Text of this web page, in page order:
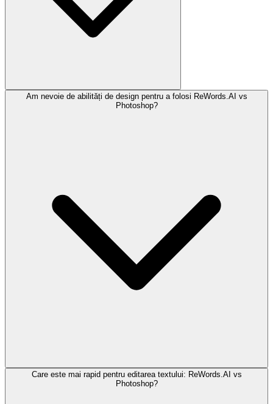
Am nevoie de abilități de design pentru a folosi ReWords.AI vs
Photoshop?
Care este mai rapid pentru editarea textului: ReWords.AI vs
Photoshop?